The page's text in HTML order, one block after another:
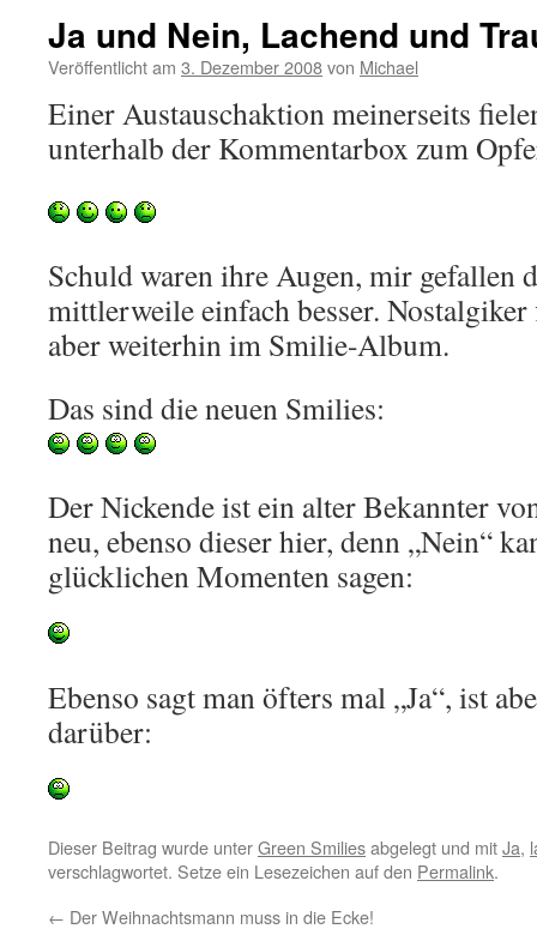
Ja und Nein, Lachend und
Veröffentlicht am 3. Dezember 2008von Michael
Einer Austauschaktion meinerseits
unterhalb der Kommentarbox zum
Schuld waren ihre Augen, mir gefallen
mittlerweile einfach besser.
aber weiterhin im Smilie-Album.
Das sind die neuen Smilies:
Der Nickende ist ein alter Bekannter
neu, ebenso dieser hier, denn „Nein“
glücklichen Momenten sagen:
Ebenso sagt man öfters mal „Ja“, ist
darüber:
Dieser Beitrag wurde unterGreen Smiliesabgelegt und mitJa,
verschlagwortet. Setze ein Lesezeichen auf den Permalink.
← Der Weihnachtsmann muss in die Ecke!